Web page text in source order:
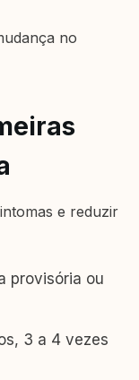
no
e reduzir
provisória ou
3 a 4 vezes